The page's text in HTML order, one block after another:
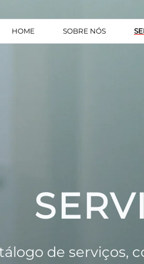
HOME SOBRE NÓS
de serviços,